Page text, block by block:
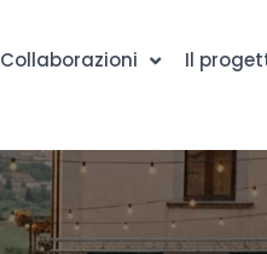
Collaborazioni Il